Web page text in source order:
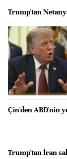
Trump'tan
Çin'den ABD'nin
Trump'tan İran